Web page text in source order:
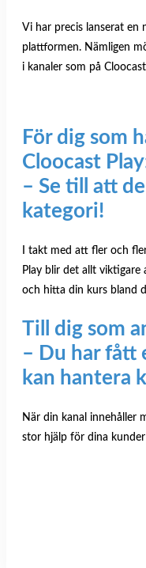
Vi har precis lanserat en
plattformen. Nämligen
i kanaler som på
För dig som
Cloocast Play
– Se till att
kategori!
I takt med att fler och
Play blir det allt
och hitta din kurs bland
Till dig som
– Du har fått
kan hantera
När din kanal innehåller
stor hjälp för dina